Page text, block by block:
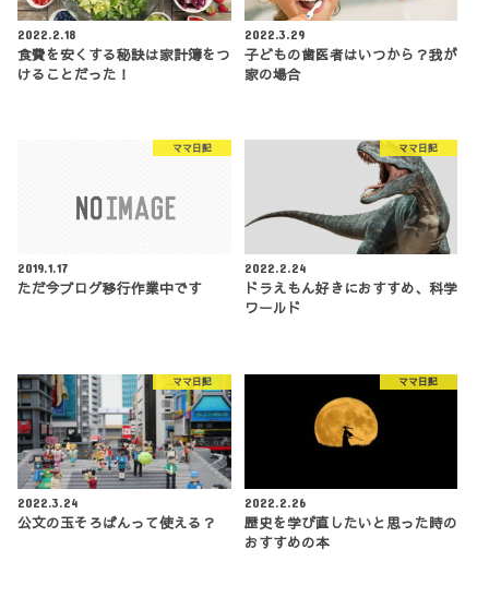
2022.2.18
食費を安くする秘訣は家計簿をつ
けることだった！
2022.3.29
子どもの歯医者はいつから？我が
家の場合
ママ日記
2019.1.17
ただ今ブログ移行作業中です
ママ日記
2022.2.24
ドラえもん好きにおすすめ、科学
ワールド
ママ日記
2022.3.24
公文の玉そろばんって使える？
ママ日記
2022.2.26
歴史を学び直したいと思った時の
おすすめの本